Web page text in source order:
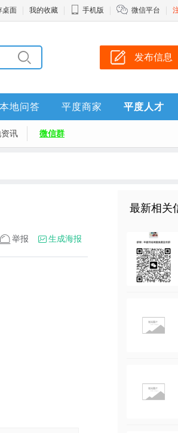
桌面 我的收藏 手机版 微信平台
发布信息
本地问答 平度商家 平度人才
讯 微信群
举报 生成海报
最新相关